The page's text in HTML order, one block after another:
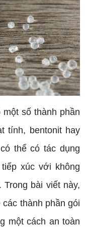
số thành phần
tính, bentonit hay
thể có tác dụng
xúc với không
bài viết này,
thành phần gói
một cách an toàn